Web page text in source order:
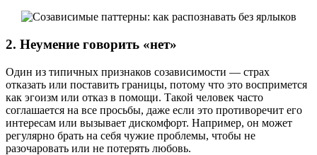
2. Неумение говорить «нет»
Один из типичных признаков созависимости — страх
отказать или поставить границы, потому что это воспримется
как эгоизм или отказ в помощи. Такой человек часто
соглашается на все просьбы, даже если это противоречит его
интересам или вызывает дискомфорт. Например, он может
регулярно брать на себя чужие проблемы, чтобы не
разочаровать или не потерять любовь.